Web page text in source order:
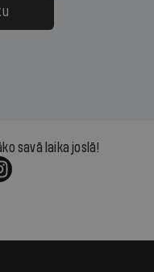
savā laika joslā!